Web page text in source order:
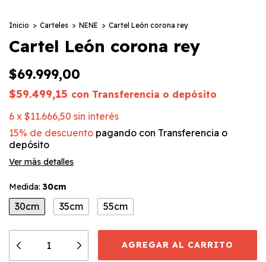
Inicio > Carteles > NENE > Cartel León corona rey
Cartel León corona rey
$69.999,00
$59.499,15 con Transferencia o depósito
6 x $11.666,50 sin interés
15% de descuento pagando con Transferencia o
depósito
Ver más detalles
Medida: 30cm
30cm 35cm 55cm